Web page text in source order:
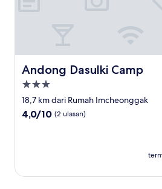
Andong Dasulki Camp
Andong Dasulki Camp
Properti
bintang
3.0
18,7 km dari Rumah Imcheonggak
4.0
4,0/10 (2 ulasan)